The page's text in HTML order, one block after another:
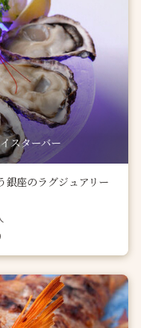
スターバー
銀座のラグジュアリー